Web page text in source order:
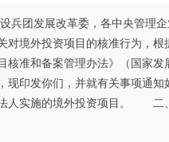
设兵团发展改革委，各中央管
境外投资项目的核准行为，
准和备案管理办法》（国家
现印发你们，并就有关事项
人实施的境外投资项目。 二